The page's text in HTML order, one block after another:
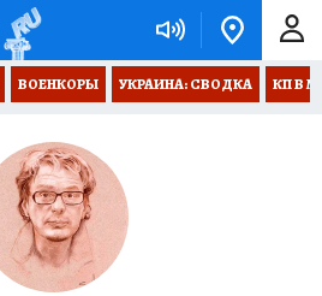
ВОЕНКОРЫ УКРАИНА: СВОДКА КП В